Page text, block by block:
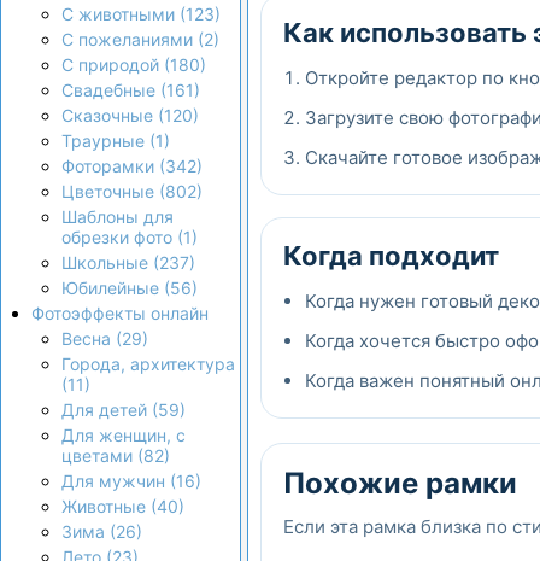
С животными (123)
С пожеланиями (2)
С природой (180)
Свадебные (161)
Сказочные (120)
Траурные (1)
Фоторамки (342)
Цветочные (802)
Шаблоны для
обрезки фото (1)
Школьные (237)
Юбилейные (56)
Фотоэффекты онлайн
Весна (29)
Города, архитектура
(11)
Для детей (59)
Для женщин, с
цветами (82)
Для мужчин (16)
Животные (40)
Зима (26)
Лето (23)
Как использовать
Откройте редактор по
Загрузите свою
Скачайте готовое
Когда подходит
Когда нужен готовый
Когда хочется быстро
Когда важен понятный
Похожие рамки
Если эта рамка близка по